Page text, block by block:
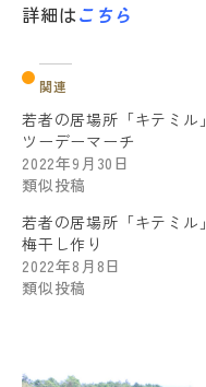
詳細はこちら
関連
若者の居場所「キテミル」
ツーデーマーチ
2022年9月30日
類似投稿
若者の居場所「キテミル」
梅干し作り
2022年8月8日
類似投稿